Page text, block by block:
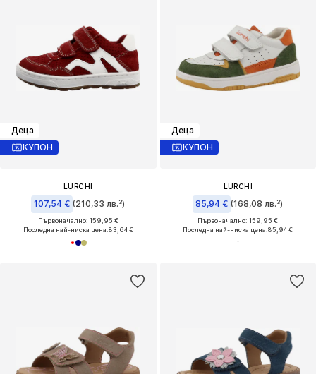
Деца
КУПОН
LURCHI
107,54 € (210,33 лв.³)
Първоначално: 159,95 €
Последна най-ниска цена:83,64 €
Деца
КУПОН
LURCHI
85,94 € (168,08 лв.³)
Първоначално: 159,95 €
Последна най-ниска цена:85,94 €